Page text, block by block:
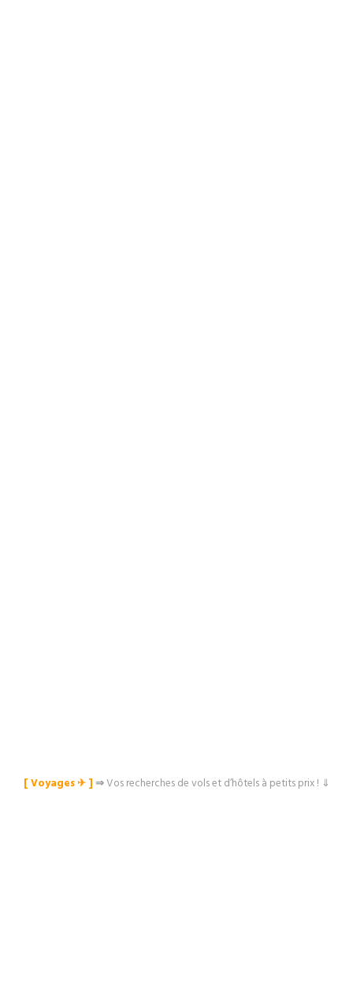
[ Voyages ✈︎ ]⇒Vos recherches de vols et d’hôtels à petits prix ! ⇓